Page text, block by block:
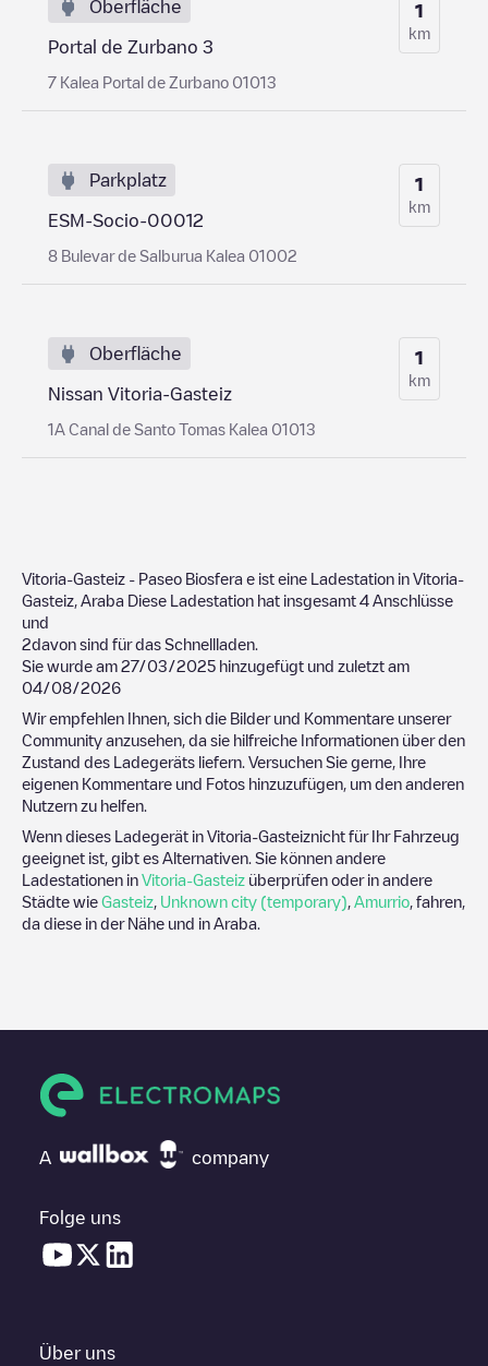
Oberfläche
Portal de Zurbano 3
7 Kalea Portal de Zurbano 01013
1
km
Parkplatz
ESM-Socio-00012
8 Bulevar de Salburua Kalea 01002
1
km
Oberfläche
Nissan Vitoria-Gasteiz
1A Canal de Santo Tomas Kalea 01013
1
km
Vitoria-Gasteiz - Paseo Biosfera e ist eine Ladestation in Vitoria-
Gasteiz Araba Diese Ladestation hat insgesamt 4 Anschlüsse
und
2davon sind für das Schnellladen.
Sie wurde am 27/03/2025 hinzugefügt und zuletzt am
04/08/2026
Wir empfehlen Ihnen, sich die Bilder und Kommentare unserer
Community anzusehen, da sie hilfreiche Informationen über den
Zustand des Ladegeräts liefern. Versuchen Sie gerne, Ihre
eigenen Kommentare und Fotos hinzuzufügen, um den anderen
Nutzern zu helfen.
Wenn dieses Ladegerät in Vitoria-Gasteiznicht für Ihr Fahrzeug
geeignet ist, gibt es Alternativen. Sie können andere
Ladestationen in Vitoria-Gasteiz überprüfen oder in andere
Städte wie Gasteiz Unknown city (temporary) Amurrio , fahren,
da diese in der Nähe und in Araba
A company
Folge uns
Über uns